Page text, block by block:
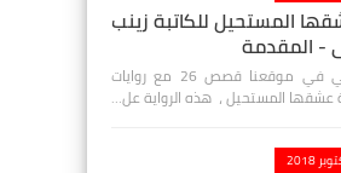
المستحيل للكاتبة زينب
المقدمة
مرحباً بكم أصدقائي وأحبابي في موقعنا قصص 26 مع روايات
عشقها المستحيل ، هذه الرواية عل…